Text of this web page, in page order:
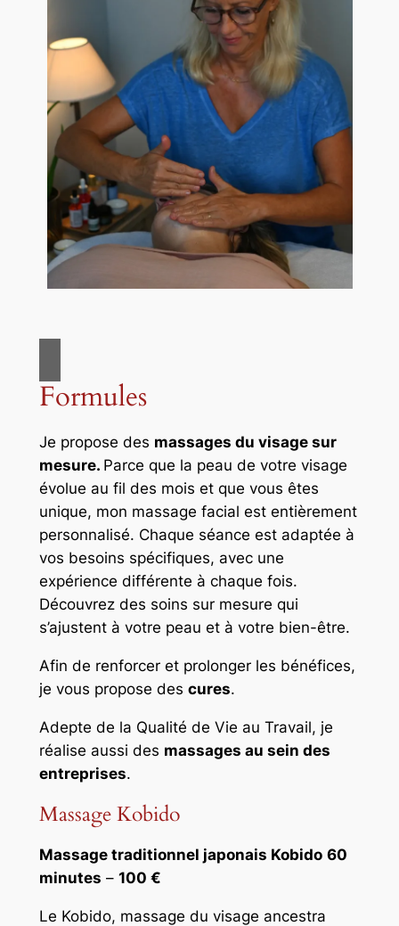
Formules
Je propose des massages du visage sur
mesure. Parce que la peau de votre visage
évolue au fil des mois et que vous êtes
unique, mon massage facial est entièrement
personnalisé. Chaque séance est adaptée à
vos besoins spécifiques, avec une
expérience différente à chaque fois.
Découvrez des soins sur mesure qui
s’ajustent à votre peau et à votre bien-être.
Afin de renforcer et prolonger les bénéfices,
je vous propose des cures.
Adepte de la Qualité de Vie au Travail, je
réalise aussi des massages au sein des
entreprises.
Massage Kobido
Massage traditionnel japonais Kobido 60
minutes – 100 €
Le Kobido, massage du visage ancestra